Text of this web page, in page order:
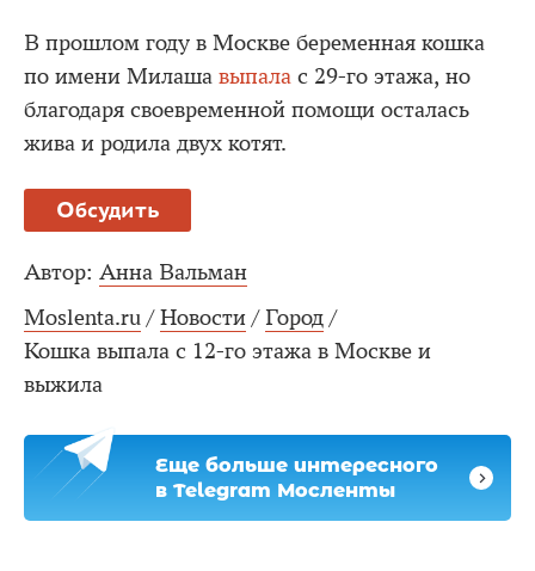
В прошлом году в Москве беременная кошка
по имени Милаша выпала с 29-го этажа, но
благодаря своевременной помощи осталась
жива и родила двух котят.
Обсудить
Автор: Анна Вальман
Moslenta.ru / Новости / Город /
Кошка выпала с 12-го этажа в Москве и
выжила
Еще больше интересного
в Telegram Мосленты